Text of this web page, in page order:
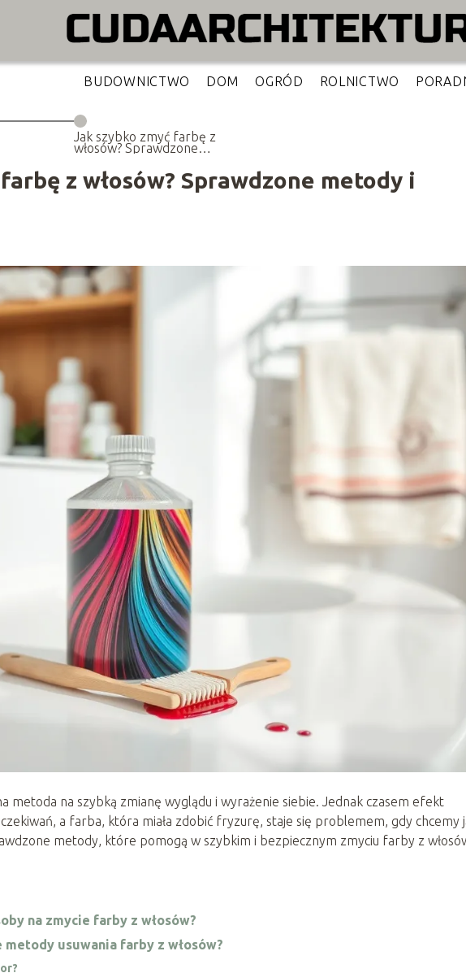
BUDOWNICTWO DOM OGRÓD ROLNICTWO
Jak szybko zmyć farbę z
włosów? Sprawdzone
z włosów? Sprawdzone metody i
metoda na szybką zmianę wyglądu i wyrażenie siebie. Jednak czasem efekt
a farba, która miała zdobić fryzurę, staje się problemem, gdy chcemy
metody, które pomogą w szybkim i bezpiecznym zmyciu farby z
na zmycie farby z włosów?
usuwania farby z włosów?